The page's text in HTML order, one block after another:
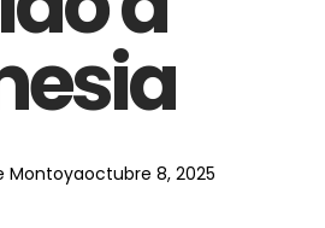
Montoyaoctubre 8, 2025